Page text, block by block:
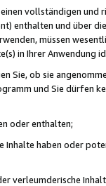
vollständigen
enthalten und über
müssen
in Ihrer Anwendung
Sie, ob sie
und Sie dürfen
oder enthalten;
haben oder
verleumderische